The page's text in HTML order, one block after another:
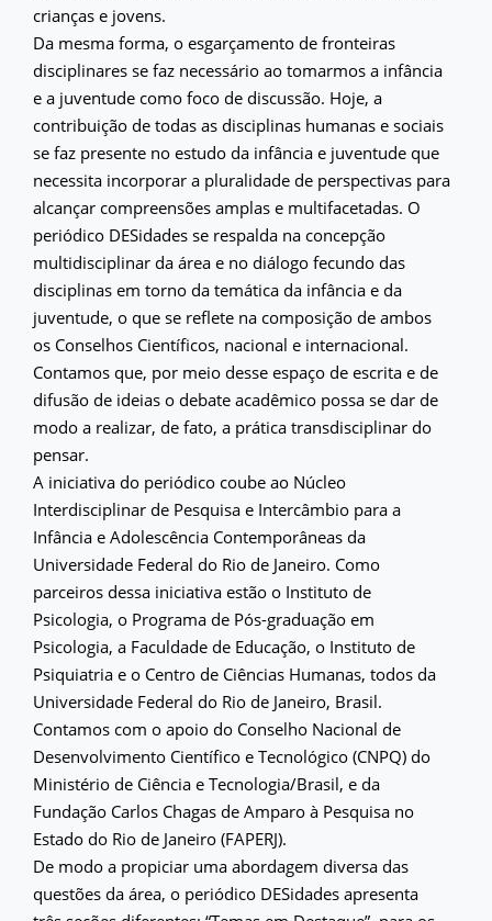
crianças e jovens.
Da mesma forma, o esgarçamento de fronteiras
disciplinares se faz necessário ao tomarmos a infância
e a juventude como foco de discussão. Hoje, a
contribuição de todas as disciplinas humanas e sociais
se faz presente no estudo da infância e juventude que
necessita incorporar a pluralidade de perspectivas para
alcançar compreensões amplas e multifacetadas. O
periódico DESidades se respalda na concepção
multidisciplinar da área e no diálogo fecundo das
disciplinas em torno da temática da infância e da
juventude, o que se reflete na composição de ambos
os Conselhos Científicos, nacional e internacional.
Contamos que, por meio desse espaço de escrita e de
difusão de ideias o debate acadêmico possa se dar de
modo a realizar, de fato, a prática transdisciplinar do
pensar.
A iniciativa do periódico coube ao Núcleo
Interdisciplinar de Pesquisa e Intercâmbio para a
Infância e Adolescência Contemporâneas da
Universidade Federal do Rio de Janeiro. Como
parceiros dessa iniciativa estão o Instituto de
Psicologia, o Programa de Pós-graduação em
Psicologia, a Faculdade de Educação, o Instituto de
Psiquiatria e o Centro de Ciências Humanas, todos da
Universidade Federal do Rio de Janeiro, Brasil.
Contamos com o apoio do Conselho Nacional de
Desenvolvimento Científico e Tecnológico (CNPQ) do
Ministério de Ciência e Tecnologia/Brasil, e da
Fundação Carlos Chagas de Amparo à Pesquisa no
Estado do Rio de Janeiro (FAPERJ).
De modo a propiciar uma abordagem diversa das
questões da área, o periódico DESidades apresenta